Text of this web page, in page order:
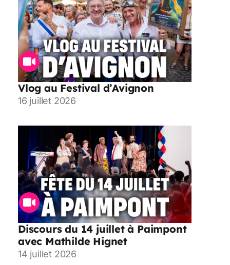
Vlog au Festival d’Avignon
16 juillet 2026
Discours du 14 juillet à Paimpont
avec Mathilde Hignet
14 juillet 2026